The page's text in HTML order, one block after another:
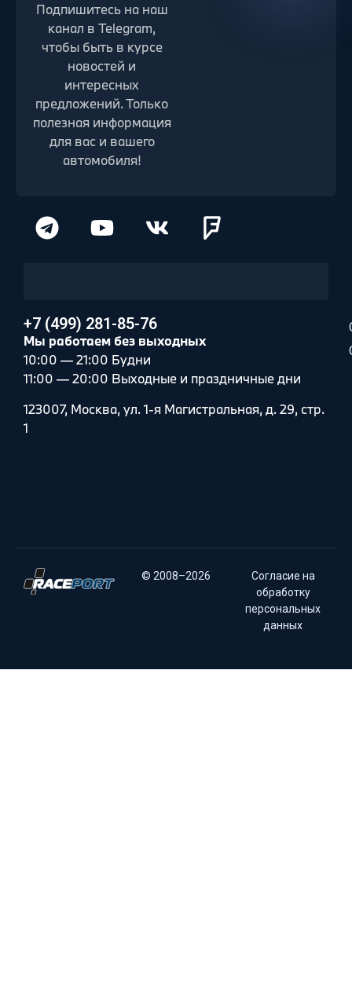
Подпишитесь на наш
канал в Telegram,
чтобы быть в курсе
новостей и
интересных
предложений. Только
полезная информация
для вас и вашего
автомобиля!
+7 (499) 281-85-76
Мы работаем без выходных
10:00 — 21:00 Будни
11:00 — 20:00 Выходные и праздничные дни
123007, Москва, ул. 1-я Магистральная, д. 29, стр.
1
© 2008–2026
Согласие на
обработку
персональных
данных